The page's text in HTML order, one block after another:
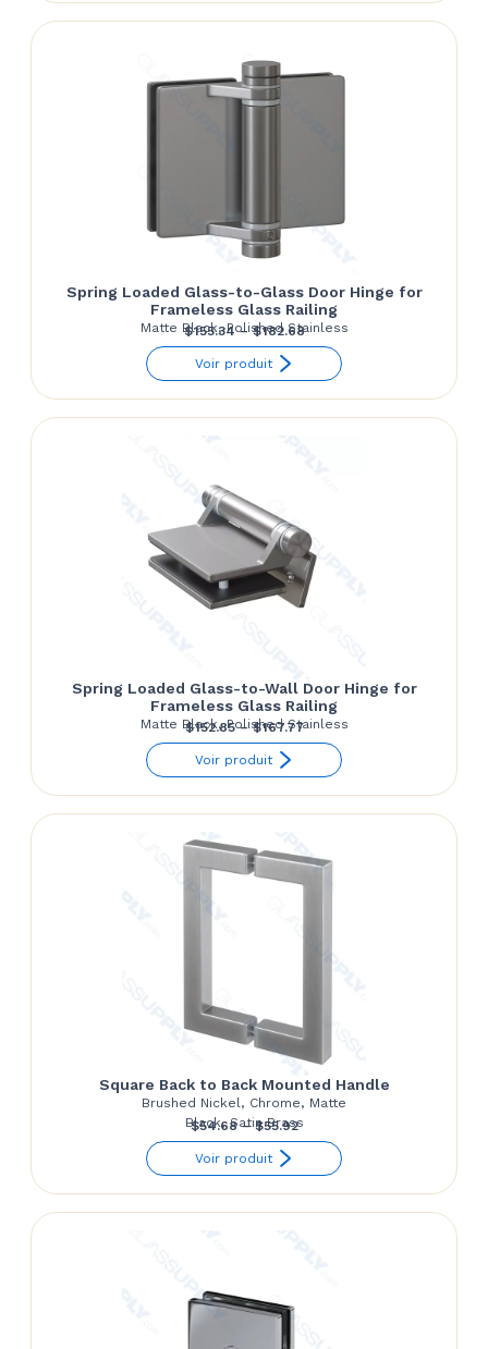
through
Spring Loaded Glass-to-Glass Door Hinge for
Frameless Glass Railing
Matte Black, Polished Stainless
$155.34 – $182.68Price
range:
through
Voir produit
Spring Loaded Glass-to-Wall Door Hinge for
Frameless Glass Railing
Matte Black, Polished Stainless
$152.85 – $167.77Price
range:
through
Voir produit
Square Back to Back Mounted Handle
Brushed Nickel, Chrome, Matte
Black, Satin Brass
$54.68 – $55.92Price
range:
through
Voir produit